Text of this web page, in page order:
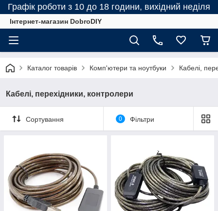
Графік роботи з 10 до 18 години, вихідний неділя
Інтернет-магазин DobroDIY
Каталог товарів Комп'ютери та ноутбуки Кабелі,
Кабелі, перехідники, контролери
Сортування 0 Фільтри